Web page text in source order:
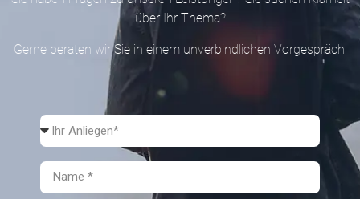
über Ihr Thema?
Gerne beraten wir Sie in einem unverbindlichen Vorgespräch.